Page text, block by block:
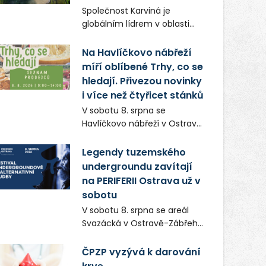
moravskoslezskou metropoli
nevybrali náhodou – její
přirozenou součástí příběhu
bývalého boxerského
šampiona Hoffa (Milan
Ondrík), jenž se po letech
vrací do světa vrcholových
zápasů, tentokrát v MMA.
Společnost Karviná je
globálním lídrem v oblasti
systémů, stabilním
zaměstnavatelem na
Karvinsku a firmou s
obrovským potenciálem.
Na Havlíčkovo nábřeží
míří oblíbené Trhy, co se
hledají. Přivezou novinky
i více než čtyřicet stánků
V sobotu 8. srpna se
Havlíčkovo nábřeží v Ostravě
vůní, chutí a poctivých
lokálních výrobků. Trhy, co se
hledají tentokrát nabídnou
více než čtyřicet pečlivě
vybraných stánků s kvalitní
gastronomií, farmářskými
produkty, designem i
Návštěvníci se mohou těšit
Legendy tuzemského
undergroundu zavítají
na PERIFERII Ostrava už v
sobotu
V sobotu 8. srpna se areál
Svazácká v Ostravě-Zábřehu
undergroundové a
alternativní hudby. Uskuteční
ČPZP vyzývá k darování